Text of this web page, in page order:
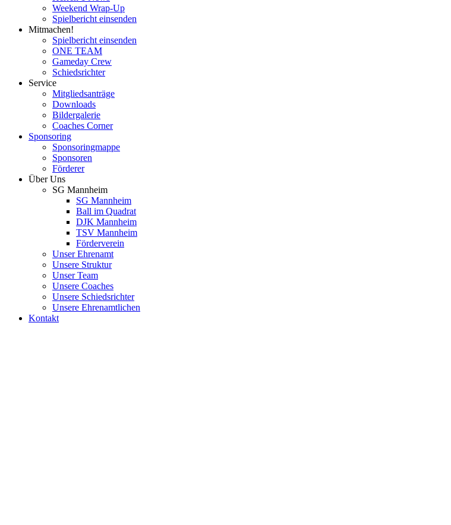
Weekend Wrap-Up
Spielbericht einsenden
Mitmachen!
Spielbericht einsenden
ONE TEAM
Gameday Crew
Schiedsrichter
Service
Mitgliedsanträge
Downloads
Bildergalerie
Coaches Corner
Sponsoring
Sponsoringmappe
Sponsoren
Förderer
Über Uns
SG Mannheim
SG Mannheim
Ball im Quadrat
DJK Mannheim
TSV Mannheim
Förderverein
Unser Ehrenamt
Unsere Struktur
Unser Team
Unsere Coaches
Unsere Schiedsrichter
Unsere Ehrenamtlichen
Kontakt